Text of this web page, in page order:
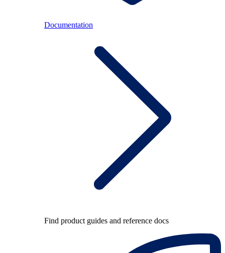
Documentation
Find product guides and reference docs